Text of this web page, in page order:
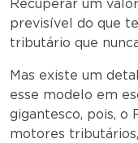
Recuperar um
previsível do que
tributário que
Mas existe um
esse modelo em
gigantesco, pois, o
motores